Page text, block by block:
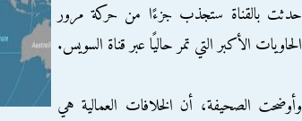
حدثت بالقناة ستجذب جزءًا من حركة مرور
الحاويات الأكبر التي تمر حاليًا عبر قناة السويس.
وأوضحت الصحيفة، أن الخلافات العمالية هي